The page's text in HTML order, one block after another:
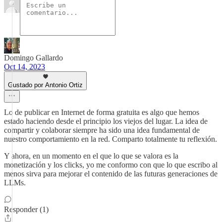
Domingo Gallardo
Oct 14, 2023
Gustado por Antonio Ortiz
Lo de publicar en Internet de forma gratuita es algo que hemos
estado haciendo desde el principio los viejos del lugar. La idea de
compartir y colaborar siempre ha sido una idea fundamental de
nuestro comportamiento en la red. Comparto totalmente tu reflexión.
Y ahora, en un momento en el que lo que se valora es la
monetización y los clicks, yo me conformo con que lo que escribo al
menos sirva para mejorar el contenido de las futuras generaciones de
LLMs.
Responder (1)